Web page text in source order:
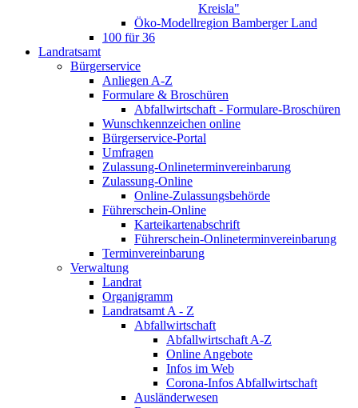
Kreisla"
Öko-Modellregion Bamberger Land
100 für 36
Landratsamt
Bürgerservice
Anliegen A-Z
Formulare & Broschüren
Abfallwirtschaft - Formulare-Broschüren
Wunschkennzeichen online
Bürgerservice-Portal
Umfragen
Zulassung-Onlineterminvereinbarung
Zulassung-Online
Online-Zulassungsbehörde
Führerschein-Online
Karteikartenabschrift
Führerschein-Onlineterminvereinbarung
Terminvereinbarung
Verwaltung
Landrat
Organigramm
Landratsamt A - Z
Abfallwirtschaft
Abfallwirtschaft A-Z
Online Angebote
Infos im Web
Corona-Infos Abfallwirtschaft
Ausländerwesen